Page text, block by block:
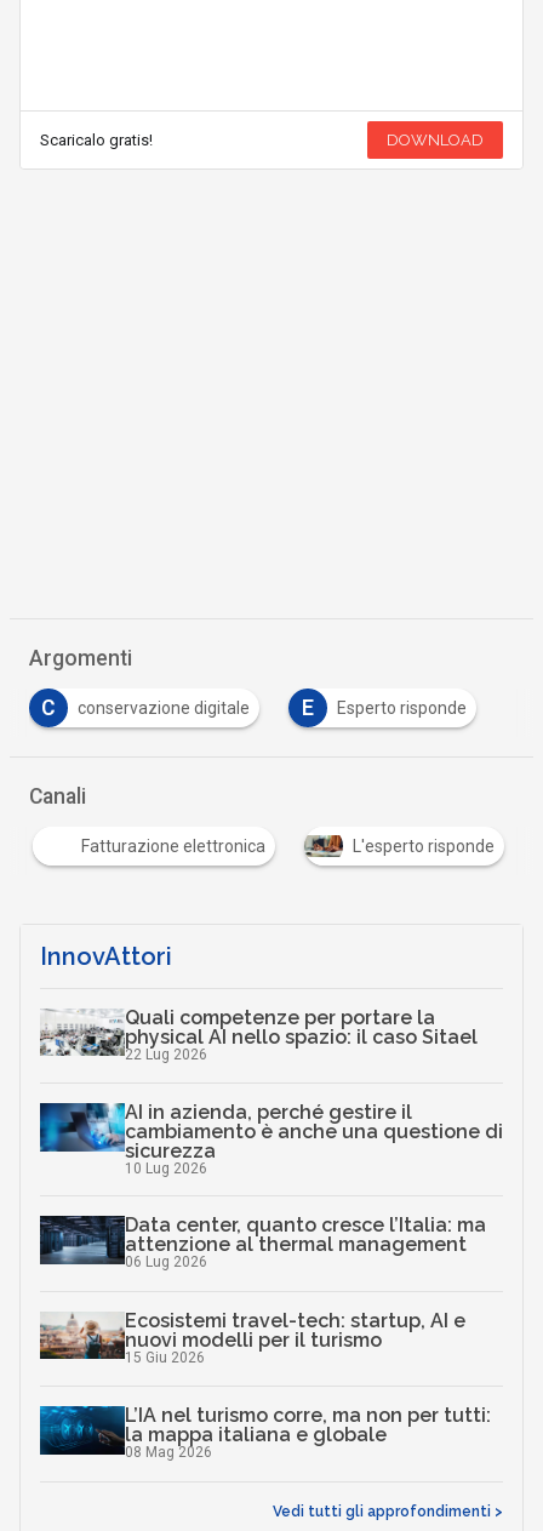
Scaricalo gratis! DOWNLOAD
Argomenti
C conservazione digitale E Esperto risponde
Canali
Fatturazione elettronica L'esperto risponde
InnovAttori
Quali competenze per portare la
physical AI nello spazio: il caso Sitael
22 Lug 2026
AI in azienda, perché gestire il
cambiamento è anche una questione di
sicurezza
10 Lug 2026
Data center, quanto cresce l’Italia: ma
attenzione al thermal management
06 Lug 2026
Ecosistemi travel-tech: startup, AI e
nuovi modelli per il turismo
15 Giu 2026
L’IA nel turismo corre, ma non per tutti:
la mappa italiana e globale
08 Mag 2026
Vedi tutti gli approfondimenti >